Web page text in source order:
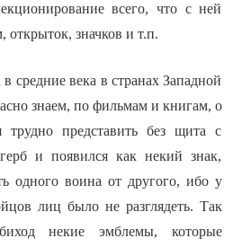
всего, что с ней
открыток, значков и т.п.
в средние века в странах Западной
знаем, по фильмам и книгам, о
представить без щита с
и появился как некий знак,
одного воина от другого, ибо у
лиц было не разглядеть. Так
некие эмблемы, которые